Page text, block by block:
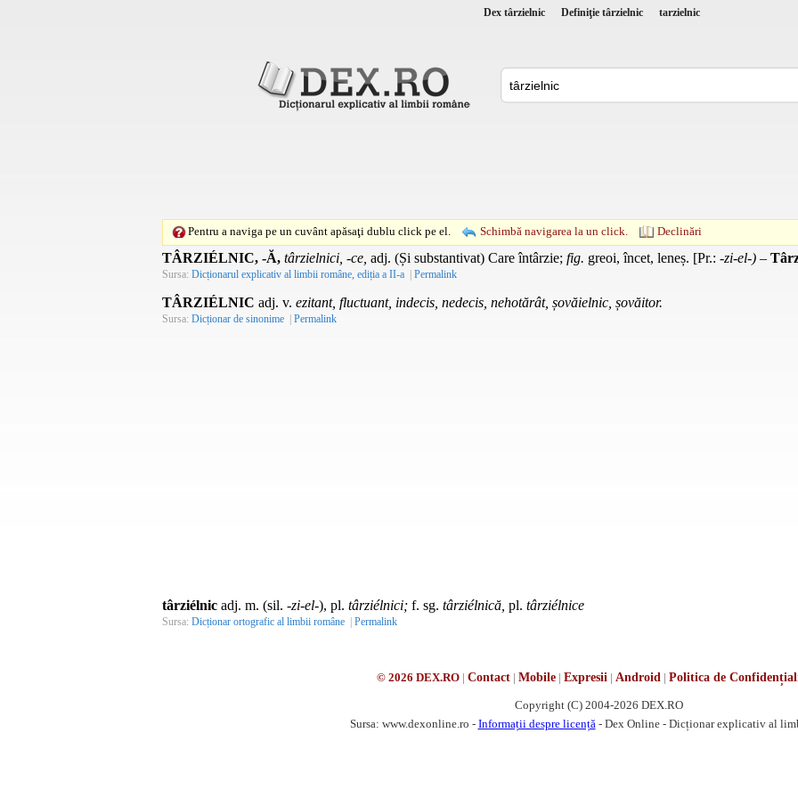
Dex târzielnic Definiţie târzielnic tarzielnic
Pentru a naviga pe un cuvânt apăsaţi dublu click pe el. Schimbă navigarea la un click. Declinări
TÂRZIÉLNIC, -Ă, târzielnici, -ce, adj. (Și substantivat) Care întârzie; fig. greoi, încet, leneș. [Pr.: -zi-el-) –
Sursa: Dicționarul explicativ al limbii române, ediția a II-a | Permalink
TÂRZIÉLNIC adj. v. ezitant, fluctuant, indecis, nedecis, nehotărât, șovăielnic, șovăitor.
Sursa: Dicționar de sinonime | Permalink
târziélnic adj. m. (sil. -zi-el-), pl. târziélnici; f. sg. târziélnică, pl. târziélnice
Sursa: Dicționar ortografic al limbii române | Permalink
© 2026 DEX.RO| Contact| Mobile| Expresii | Android | Politica de
Copyright (C) 2004-2026 DEX.RO
Sursa: www.dexonline.ro - Informații despre licență - Dex Online - Dicționar explicativ al